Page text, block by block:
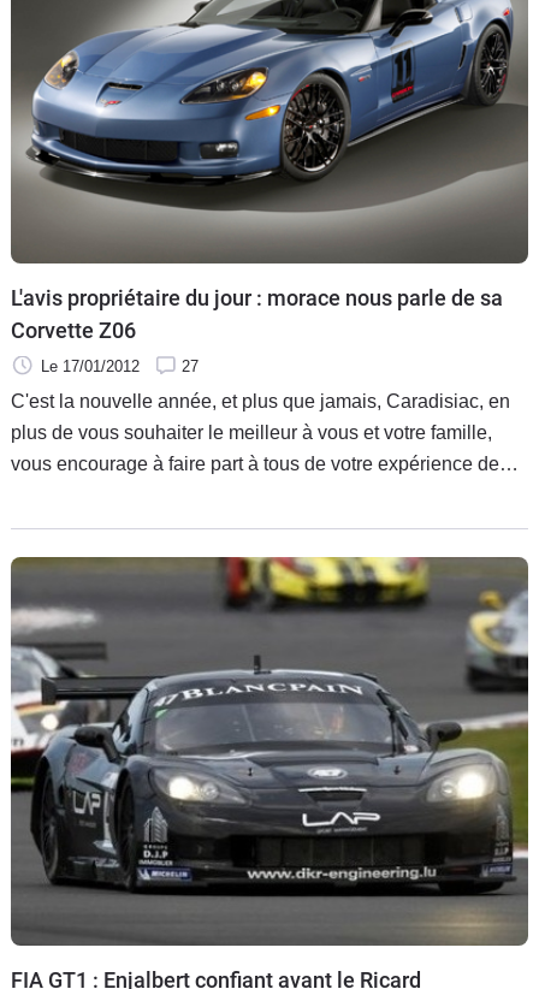
L'avis propriétaire du jour : morace nous parle de sa
Corvette Z06
Le 17/01/2012 27
C'est la nouvelle année, et plus que jamais, Caradisiac, en
plus de vous souhaiter le meilleur à vous et votre famille,
vous encourage à faire part à tous de votre expérience de
partager, avec toute la communauté de passionnés qui
viennent quotidiennement s'informer sur le monde de
l'automobile et ses nouveautés, votre expérience avec votre
propre voiture. Et nous, nous avons décidé de piocher
chaque jour dans les avis postés sur notre site un
témoignage. Au hasard, ou presque.
FIA GT1 : Enjalbert confiant avant le Ricard